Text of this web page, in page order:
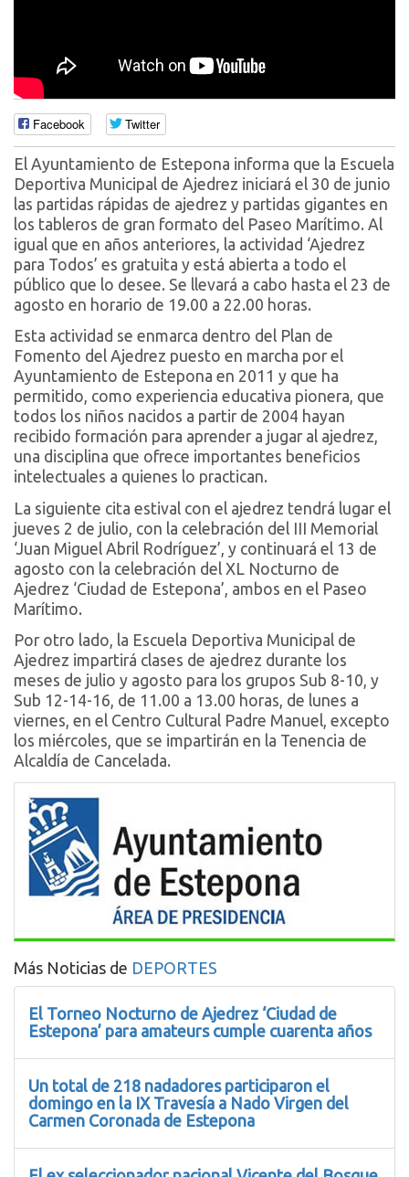
Facebook Twitter
El Ayuntamiento de Estepona informa que la Escuela
Deportiva Municipal de Ajedrez iniciará el 30 de junio
las partidas rápidas de ajedrez y partidas gigantes en
los tableros de gran formato del Paseo Marítimo. Al
igual que en años anteriores, la actividad ‘Ajedrez
para Todos’ es gratuita y está abierta a todo el
público que lo desee. Se llevará a cabo hasta el 23 de
agosto en horario de 19.00 a 22.00 horas.
Esta actividad se enmarca dentro del Plan de
Fomento del Ajedrez puesto en marcha por el
Ayuntamiento de Estepona en 2011 y que ha
permitido, como experiencia educativa pionera, que
todos los niños nacidos a partir de 2004 hayan
recibido formación para aprender a jugar al ajedrez,
una disciplina que ofrece importantes beneficios
intelectuales a quienes lo practican.
La siguiente cita estival con el ajedrez tendrá lugar el
jueves 2 de julio, con la celebración del III Memorial
‘Juan Miguel Abril Rodríguez’, y continuará el 13 de
agosto con la celebración del XL Nocturno de
Ajedrez ‘Ciudad de Estepona’, ambos en el Paseo
Marítimo.
Por otro lado, la Escuela Deportiva Municipal de
Ajedrez impartirá clases de ajedrez durante los
meses de julio y agosto para los grupos Sub 8-10, y
Sub 12-14-16, de 11.00 a 13.00 horas, de lunes a
viernes, en el Centro Cultural Padre Manuel, excepto
los miércoles, que se impartirán en la Tenencia de
Alcaldía de Cancelada.
Más Noticias de DEPORTES
El Torneo Nocturno de Ajedrez ‘Ciudad de
Estepona’ para amateurs cumple cuarenta años
Un total de 218 nadadores participaron el
domingo en la IX Travesía a Nado Virgen del
Carmen Coronada de Estepona